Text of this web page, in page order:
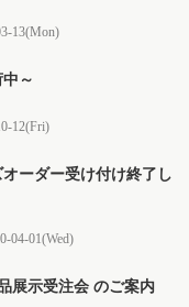
13(Mon)
～
12(Fri)
ーダー受け付け終了し
04-01(Wed)
展示受注会 のご案内